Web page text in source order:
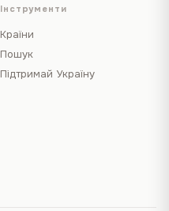
Інструменти
Країни
Пошук
Підтримай Україну